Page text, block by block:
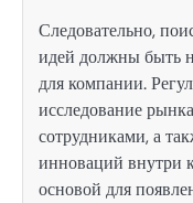
Следовательно,
идей должны быть
для компании.
исследование
сотрудниками, а
инноваций внутри
основой для